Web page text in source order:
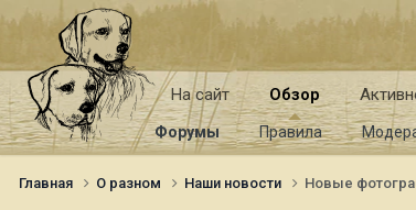
На сайт Обзор
Форумы Правила
Главная О разном Наши новости Новые